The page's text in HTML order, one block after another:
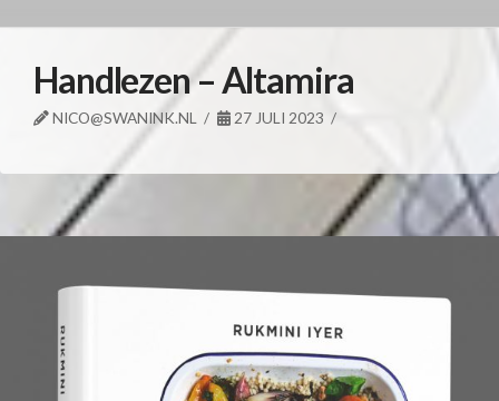
Handlezen – Altamira
NICO@SWANINK.NL 27 JULI 2023